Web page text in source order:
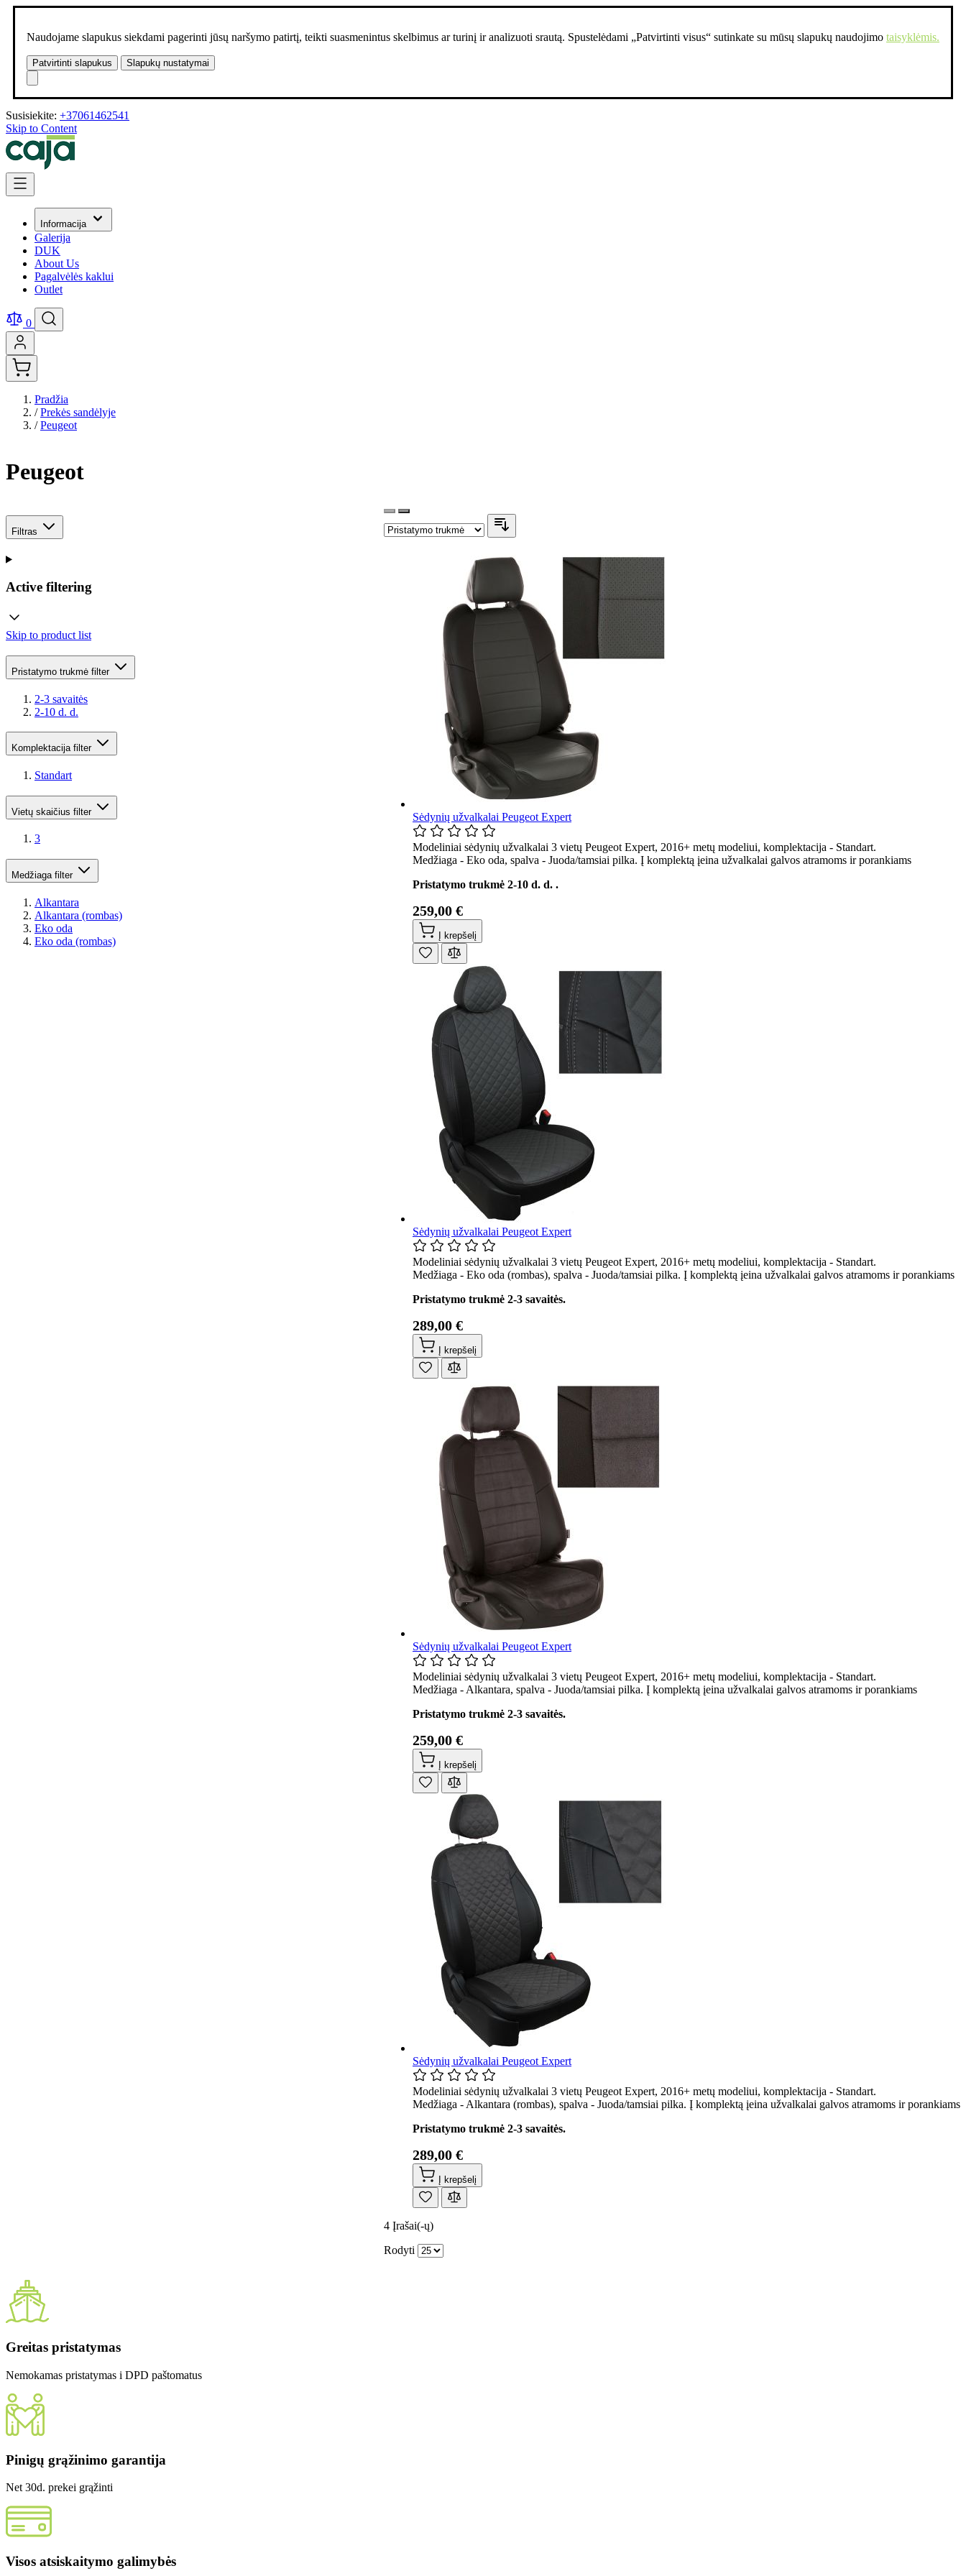
Naudojame slapukus siekdami pagerinti jūsų naršymo patirtį, teikti suasmenintus skelbimus ar turinį ir analizuoti srautą. Spustelėdami „Patvirtinti visus“ sutinkate su mūsų slapukų naudojimo taisyklėmis.
Patvirtinti slapukus Slapukų nustatymai
Susisiekite: +37061462541
Skip to Content
Informacija
Galerija
DUK
About Us
Pagalvėlės kaklui
Outlet
0
Pradžia
/ Prekės sandėlyje
/ Peugeot
Peugeot
Filtras
Active filtering
Skip to product list
Pristatymo trukmė filter
2-3 savaitės
2-10 d. d.
Komplektacija filter
Standart
Vietų skaičius filter
3
Medžiaga filter
Alkantara
Alkantara (rombas)
Eko oda
Eko oda (rombas)
Sėdynių užvalkalai Peugeot Expert
Modeliniai sėdynių užvalkalai 3 vietų Peugeot Expert, 2016+ metų modeliui, komplektacija - Standart.
Medžiaga - Eko oda, spalva - Juoda/tamsiai pilka. Į komplektą įeina užvalkalai galvos atramoms ir porankiams
Pristatymo trukmė 2-10 d. d. .
259,00 €
Į krepšelį
Sėdynių užvalkalai Peugeot Expert
Modeliniai sėdynių užvalkalai 3 vietų Peugeot Expert, 2016+ metų modeliui, komplektacija - Standart.
Medžiaga - Eko oda (rombas), spalva - Juoda/tamsiai pilka. Į komplektą įeina užvalkalai galvos atramoms ir porankiams
Pristatymo trukmė 2-3 savaitės.
289,00 €
Į krepšelį
Sėdynių užvalkalai Peugeot Expert
Modeliniai sėdynių užvalkalai 3 vietų Peugeot Expert, 2016+ metų modeliui, komplektacija - Standart.
Medžiaga - Alkantara, spalva - Juoda/tamsiai pilka. Į komplektą įeina užvalkalai galvos atramoms ir porankiams
Pristatymo trukmė 2-3 savaitės.
259,00 €
Į krepšelį
Sėdynių užvalkalai Peugeot Expert
Modeliniai sėdynių užvalkalai 3 vietų Peugeot Expert, 2016+ metų modeliui, komplektacija - Standart.
Medžiaga - Alkantara (rombas), spalva - Juoda/tamsiai pilka. Į komplektą įeina užvalkalai galvos atramoms ir porankiams
Pristatymo trukmė 2-3 savaitės.
289,00 €
Į krepšelį
4 Įrašai(-ų)
Rodyti
Greitas pristatymas
Nemokamas pristatymas i DPD paštomatus
Pinigų grąžinimo garantija
Net 30d. prekei grąžinti
Visos atsiskaitymo galimybės